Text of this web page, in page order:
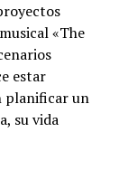
«The
estar
planificar un
su vida